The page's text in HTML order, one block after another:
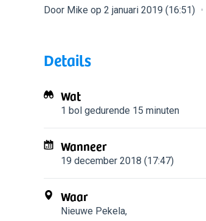
Door Mike op 2 januari 2019 (16:51)
Details
Wat
1 bol gedurende 15 minuten
Wanneer
19 december 2018 (17:47)
Waar
Nieuwe Pekela,